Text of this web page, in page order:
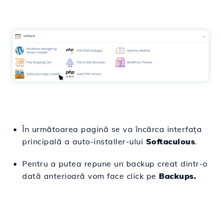
În următoarea pagină se va încărca interfața
principală a auto-installer-ului Softaculous.
Pentru a putea repune un backup creat dintr-o
dată anterioară vom face click pe Backups.